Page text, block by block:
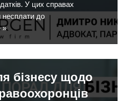
У цих справах
несплати до
»
бізнесу щодо